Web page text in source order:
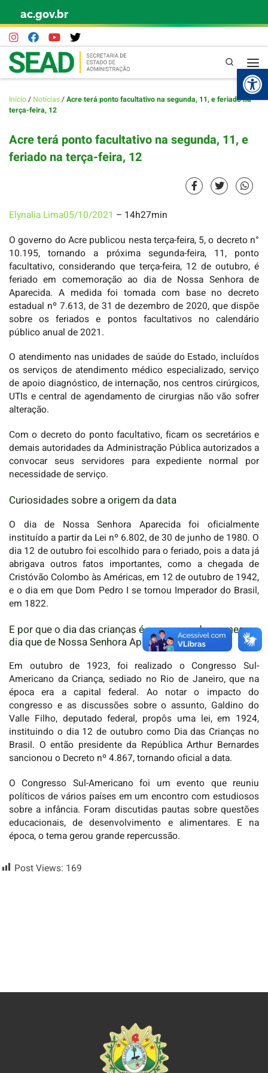
Skip to content
ac.gov.br
Pesquisa
Início/ Notícias/Acre terá ponto facultativo na segunda, 11, e feriado na
terça-feira, 12
Acre terá ponto facultativo na segunda, 11, e
feriado na terça-feira, 12
Elynalia Lima05/10/2021 – 14h27min
O governo do Acre publicou nesta terça-feira, 5, o decreto n°
10.195, tornando a próxima segunda-feira, 11, ponto
facultativo, considerando que terça-feira, 12 de outubro, é
feriado em comemoração ao dia de Nossa Senhora de
Aparecida. A medida foi tomada com base no decreto
estadual nº 7.613, de 31 de dezembro de 2020, que dispõe
sobre os feriados e pontos facultativos no calendário
público anual de 2021.
O atendimento nas unidades de saúde do Estado, incluídos
os serviços de atendimento médico especializado, serviço
de apoio diagnóstico, de internação, nos centros cirúrgicos,
UTIs e central de agendamento de cirurgias não vão sofrer
alteração.
Com o decreto do ponto facultativo, ficam os secretários e
demais autoridades da Administração Pública autorizados a
convocar seus servidores para expediente normal por
necessidade de serviço.
Curiosidades sobre a origem da data
O dia de Nossa Senhora Aparecida foi oficialmente
instituído a partir da Lei nº 6.802, de 30 de junho de 1980. O
dia 12 de outubro foi escolhido para o feriado, pois a data já
abrigava outros fatos importantes, como a chegada de
Cristóvão Colombo às Américas, em 12 de outubro de 1942,
e o dia em que Dom Pedro I se tornou Imperador do Brasil,
em 1822.
E por que o dia das crianças é comemorado no mesmo
dia que de Nossa Senhora Aparecida?
Em outubro de 1923, foi realizado o Congresso Sul-
Americano da Criança, sediado no Rio de Janeiro, que na
época era a capital federal. Ao notar o impacto do
congresso e as discussões sobre o assunto, Galdino do
Valle Filho, deputado federal, propôs uma lei, em 1924,
instituindo o dia 12 de outubro como Dia das Crianças no
Brasil. O então presidente da República Arthur Bernardes
sancionou o Decreto nº 4.867, tornando oficial a data.
O Congresso Sul-Americano foi um evento que reuniu
políticos de vários países em um encontro com estudiosos
sobre a infância. Foram discutidas pautas sobre questões
educacionais, de desenvolvimento e alimentares. E na
época, o tema gerou grande repercussão.
Post Views: 169